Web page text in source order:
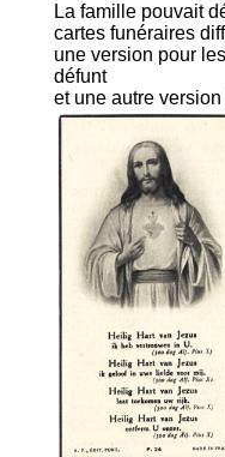
La famille pouvait
cartes funéraires
une version pour
défunt
et une autre